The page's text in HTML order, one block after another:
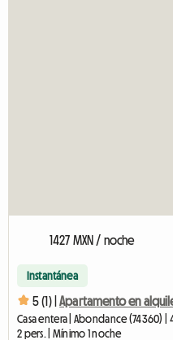
1427 MXN / noche
Instantánea
5 (1) | Apartamento en
Casa entera | Abondance (74360) |
2 pers. | Mínimo 1 noche